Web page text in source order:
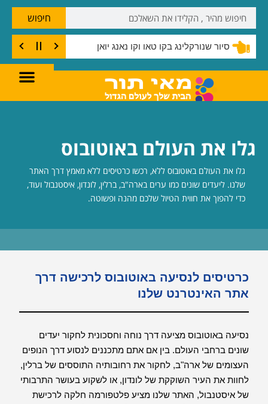
סיור שנורקלינג בקו טאו וקו נאנג יואן
חיפוש
גלו את העולם באוטובוס
גלו את העולם באוטובוס ללא, רכשו כרטיסים ללא מאמץ דרך האתר
שלנו. ליעדים שונים כמו ערים בארה"ב, ברלין, לונדון, איסטנבול ועוד,
כדי להפוך את חווית הטיול שלכם מהנה ופשוטה.
כרטיסים לנסיעה באוטובוס לרכישה דרך
אתר האינטרנט שלנו
נסיעה באוטובוס מציעה דרך נוחה וחסכונית לחקור יעדים
שונים ברחבי העולם. בין אם אתם מתכננים לנסוע דרך הנופים
העצומים של ארה"ב, לחקור את רחובותיה התוססים של ברלין,
לחוות את העיר השוקקת של לונדון, או לשקוע בעושר התרבותי
של איסטנבול, האתר שלנו מציע פלטפורמה חלקה לרכישת